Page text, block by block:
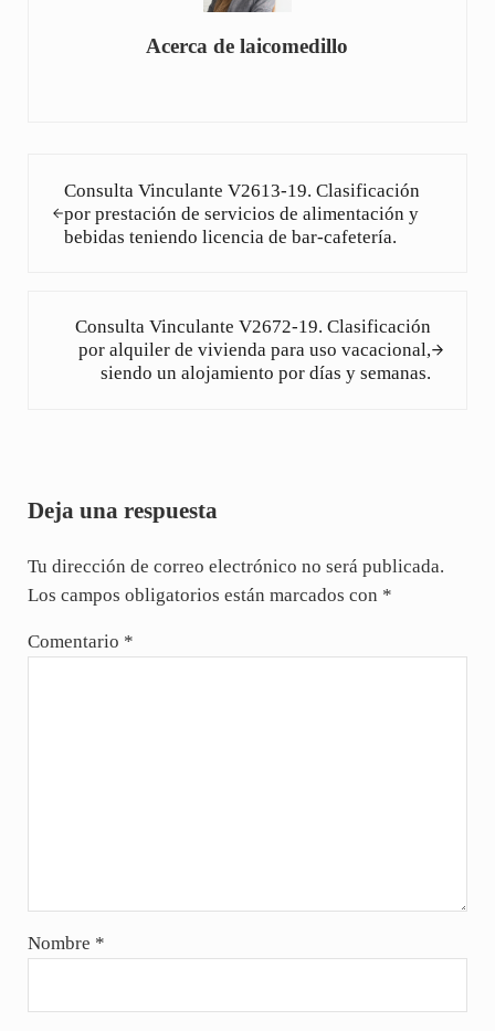
Acerca delaicomedillo
Consulta Vinculante V2613-19. Clasificación
por prestación de servicios de alimentación y
bebidas teniendo licencia de bar-cafetería.
Consulta Vinculante V2672-19. Clasificación
por alquiler de vivienda para uso vacacional,
siendo un alojamiento por días y semanas.
Deja una respuesta
Tu dirección de correo electrónico no será publicada.
Los campos obligatorios están marcados con *
Comentario *
Nombre *